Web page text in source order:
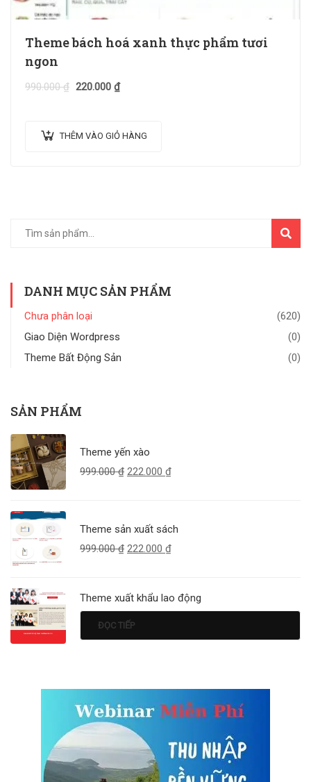
Theme bách hoá xanh thực phẩm tươi
ngon
990.000₫ 220.000 ₫
THÊM VÀO GIỎ HÀNG
TÌM
DANH MỤC SẢN PHẨM
Chưa phân loại
(620)
Giao Diện Wordpress
(0)
Theme Bất Động Sản
(0)
SẢN PHẨM
Theme yến xào
999.000₫ 222.000 ₫
Theme sản xuất sách
999.000₫ 222.000 ₫
Theme xuất khẩu lao động
ĐỌC TIẾP